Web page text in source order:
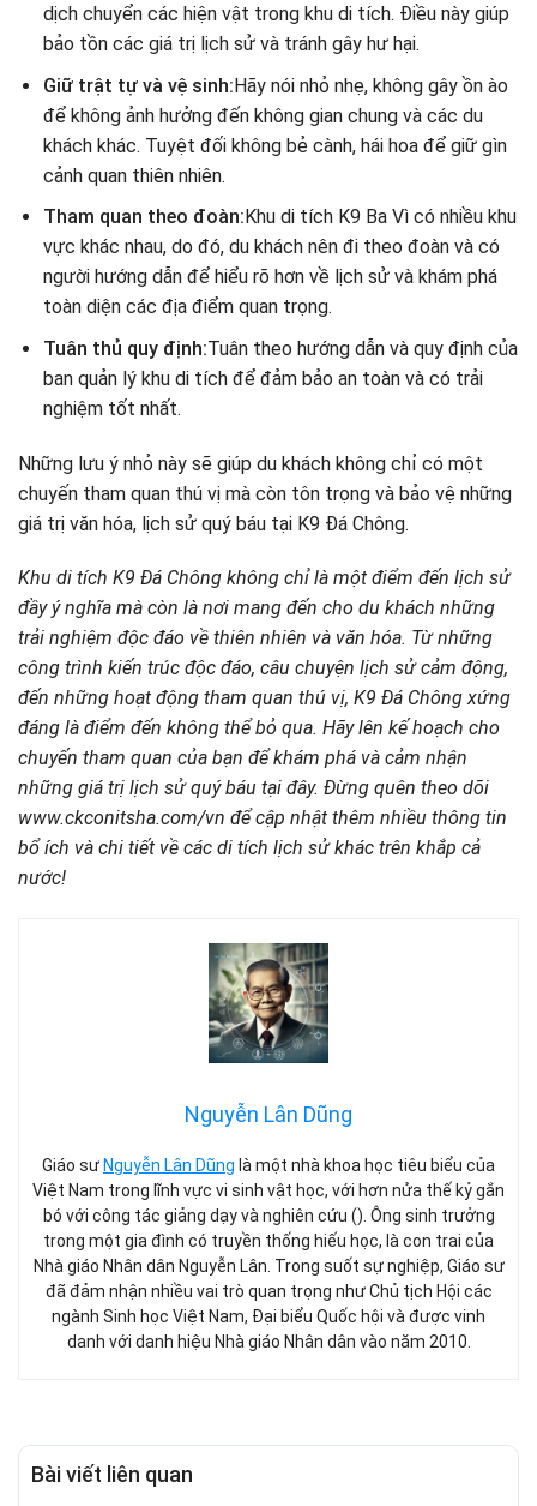
dịch chuyển các hiện vật trong khu di tích. Điều này giúp
bảo tồn các giá trị lịch sử và tránh gây hư hại.
Giữ trật tự và vệ sinh:Hãy nói nhỏ nhẹ, không gây ồn ào
để không ảnh hưởng đến không gian chung và các du
khách khác. Tuyệt đối không bẻ cành, hái hoa để giữ gìn
cảnh quan thiên nhiên.
Tham quan theo đoàn: Khu di tích K9 Ba Vì có nhiều khu
vực khác nhau, do đó, du khách nên đi theo đoàn và có
người hướng dẫn để hiểu rõ hơn về lịch sử và khám phá
toàn diện các địa điểm quan trọng.
Tuân thủ quy định:Tuân theo hướng dẫn và quy định của
ban quản lý khu di tích để đảm bảo an toàn và có trải
nghiệm tốt nhất.
Những lưu ý nhỏ này sẽ giúp du khách không chỉ có một
chuyến tham quan thú vị mà còn tôn trọng và bảo vệ những
giá trị văn hóa, lịch sử quý báu tại K9 Đá Chông.
Khu di tích K9 Đá Chông không chỉ là một điểm đến lịch sử
đầy ý nghĩa mà còn là nơi mang đến cho du khách những
trải nghiệm độc đáo về thiên nhiên và văn hóa. Từ những
công trình kiến trúc độc đáo, câu chuyện lịch sử cảm động,
đến những hoạt động tham quan thú vị, K9 Đá Chông xứng
đáng là điểm đến không thể bỏ qua. Hãy lên kế hoạch cho
chuyến tham quan của bạn để khám phá và cảm nhận
những giá trị lịch sử quý báu tại đây. Đừng quên theo dõi
www.ckconitsha.com/vn để cập nhật thêm nhiều thông tin
bổ ích và chi tiết về các di tích lịch sử khác trên khắp cả
nước!
Nguyễn Lân Dũng
Giáo sư Nguyễn Lân Dũng là một nhà khoa học tiêu biểu của
Việt Nam trong lĩnh vực vi sinh vật học, với hơn nửa thế kỷ gắn
bó với công tác giảng dạy và nghiên cứu (). Ông sinh trưởng
trong một gia đình có truyền thống hiếu học, là con trai của
Nhà giáo Nhân dân Nguyễn Lân. Trong suốt sự nghiệp, Giáo sư
đã đảm nhận nhiều vai trò quan trọng như Chủ tịch Hội các
ngành Sinh học Việt Nam, Đại biểu Quốc hội và được vinh
danh với danh hiệu Nhà giáo Nhân dân vào năm 2010.
Bài viết liên quan